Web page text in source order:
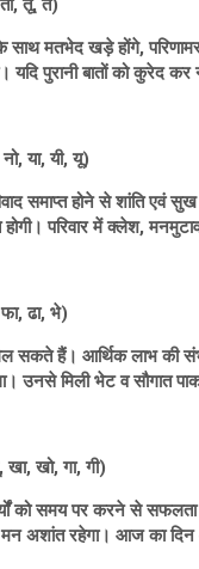
तू, ते)
मतभेद खड़े होंगे,
यदि पुरानी बातों को कुरेद
या, यी, यू)
समाप्त होने से शांति एवं
होगी। परिवार में क्लेश,
ढा, भे)
हैं। आर्थिक लाभ की
उनसे मिली भेट व सौगात
खो, गा, गी)
को समय पर करने से सफलता
अशांत रहेगा। आज का दिन